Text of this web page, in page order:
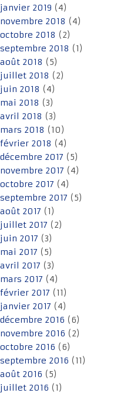
janvier 2019 (4)
novembre 2018 (4)
octobre 2018 (2)
septembre 2018 (1)
août 2018 (5)
juillet 2018 (2)
juin 2018 (4)
mai 2018 (3)
avril 2018 (3)
mars 2018 (10)
février 2018 (4)
décembre 2017 (5)
novembre 2017 (4)
octobre 2017 (4)
septembre 2017 (5)
août 2017 (1)
juillet 2017 (2)
juin 2017 (3)
mai 2017 (5)
avril 2017 (3)
mars 2017 (4)
février 2017 (11)
janvier 2017 (4)
décembre 2016 (6)
novembre 2016 (2)
octobre 2016 (6)
septembre 2016 (11)
août 2016 (5)
juillet 2016 (1)